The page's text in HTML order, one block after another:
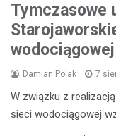
Tymczasowe
Damian Polak 7
W związku z
sieci wodociągowej